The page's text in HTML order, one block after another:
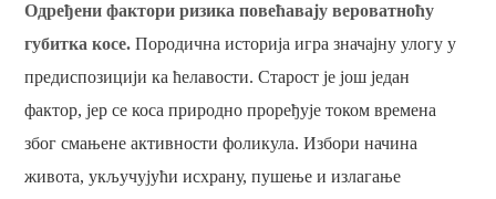
Одређени фактори ризика повећавају вероватноћу
губитка косе. Породична историја игра значајну улогу у
предиспозицији ка ћелавости. Старост је још један
фактор, јер се коса природно проређује током времена
због смањене активности фоликула. ​​Избори начина
живота, укључујући исхрану, пушење и излагање